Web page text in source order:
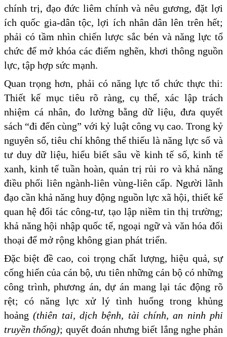
chính trị, đạo đức liêm chính và nêu gương, đặt lợi
ích quốc gia-dân tộc, lợi ích nhân dân lên trên hết;
phải có tầm nhìn chiến lược sắc bén và năng lực tổ
chức để mở khóa các điểm nghẽn, khơi thông nguồn
lực, tập hợp sức mạnh.
Quan trọng hơn, phải có năng lực tổ chức thực thi:
Thiết kế mục tiêu rõ ràng, cụ thể, xác lập trách
nhiệm cá nhân, đo lường bằng dữ liệu, đưa quyết
sách “đi đến cùng” với kỷ luật công vụ cao. Trong kỷ
nguyên số, tiêu chí không thể thiếu là năng lực số và
tư duy dữ liệu, hiểu biết sâu về kinh tế số, kinh tế
xanh, kinh tế tuần hoàn, quản trị rủi ro và khả năng
điều phối liên ngành-liên vùng-liên cấp. Người lãnh
đạo cần khả năng huy động nguồn lực xã hội, thiết kế
quan hệ đối tác công-tư, tạo lập niềm tin thị trường;
khả năng hội nhập quốc tế, ngoại ngữ và văn hóa đối
thoại để mở rộng không gian phát triển.
Đặc biệt đề cao, coi trọng chất lượng, hiệu quả, sự
cống hiến của cán bộ, ưu tiên những cán bộ có những
công trình, phương án, dự án mang lại tác động rõ
rệt; có năng lực xử lý tình huống trong khủng
hoảng(thiên tai, dịch bệnh, tài chính, an ninh phi
truyền thống); quyết đoán nhưng biết lắng nghe phản